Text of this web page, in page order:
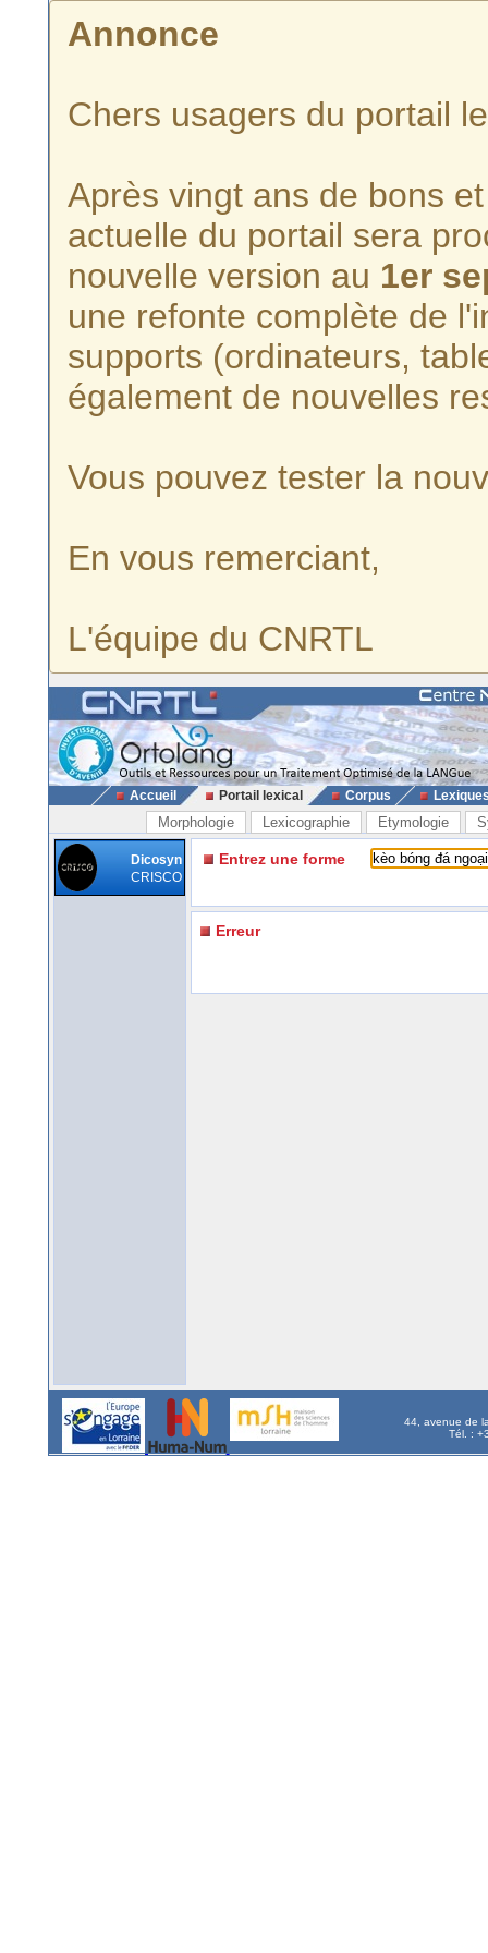
Annonce
Chers usagers du portail
Après vingt ans de bons
actuelle du portail sera
nouvelle version au 1er
une refonte complète de
supports (ordinateurs,
également de nouvelles
Vous pouvez tester la
En vous remerciant,
L'équipe du CNRTL
Accueil Portail lexical Corpus
Morphologie Lexicographie Etymologie
Dicosyn
CRISCO
Entrez une forme
Erreur
44, avenue de
Tél. :